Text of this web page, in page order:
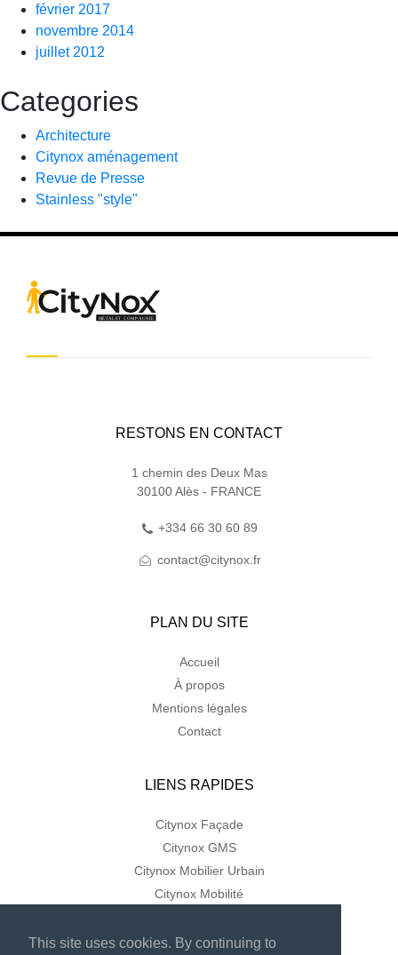
This site uses cookies. By continuing to
février 2017
novembre 2014
juillet 2012
Categories
Architecture
Citynox aménagement
Revue de Presse
Stainless "style"
RESTONS EN CONTACT
1 chemin des Deux Mas
30100 Alès - FRANCE
+334 66 30 60 89
contact@citynox.fr
PLAN DU SITE
Accueil
À propos
Mentions légales
Contact
LIENS RAPIDES
Citynox Façade
Citynox GMS
Citynox Mobilier Urbain
Citynox Mobilité